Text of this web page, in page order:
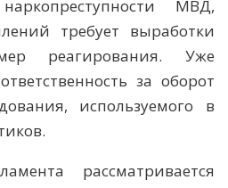
МВД,
требует выработки
реагирования. Уже
за оборот
используемого в
рассматривается